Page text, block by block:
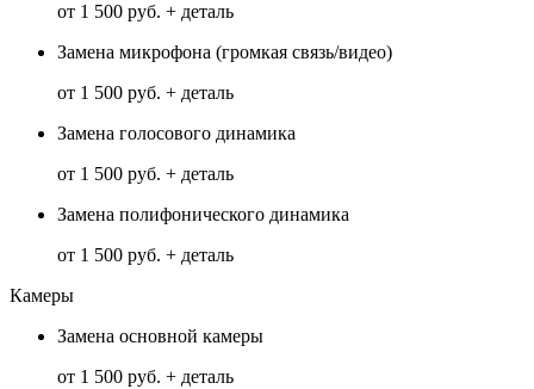
от 1 500 руб. + деталь
Замена микрофона (громкая связь/видео)
от 1 500 руб. + деталь
Замена голосового динамика
от 1 500 руб. + деталь
Замена полифонического динамика
от 1 500 руб. + деталь
Камеры
Замена основной камеры
от 1 500 руб. + деталь